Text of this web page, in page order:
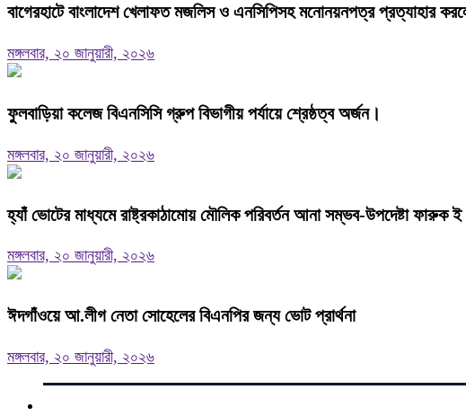
বাগেরহাটে বাংলাদেশ খেলাফত মজলিস ও এনসিপিসহ মনোনয়নপত্র প্রত্যাহার
মঙ্গলবার, ২০ জানুয়ারী, ২০২৬
ফুলবাড়িয়া কলেজ বিএনসিসি গ্রুপ বিভাগীয় পর্যায়ে শ্রেষ্ঠত্ব অর্জন।
মঙ্গলবার, ২০ জানুয়ারী, ২০২৬
হ্যাঁ ভোটের মাধ্যমে রাষ্ট্রকাঠামোয় মৌলিক পরিবর্তন আনা সম্ভব-উপদেষ্টা
মঙ্গলবার, ২০ জানুয়ারী, ২০২৬
ঈদগাঁওয়ে আ.লীগ নেতা সোহেলের বিএনপির জন্য ভোট প্রার্থনা
মঙ্গলবার, ২০ জানুয়ারী, ২০২৬